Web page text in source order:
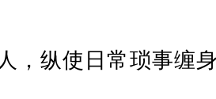
，纵使日常琐事缠